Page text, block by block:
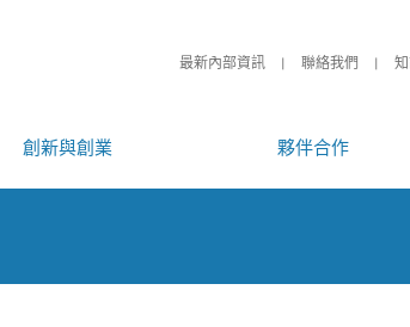
最新內部資訊 聯絡我們
創新與創業 夥伴合作